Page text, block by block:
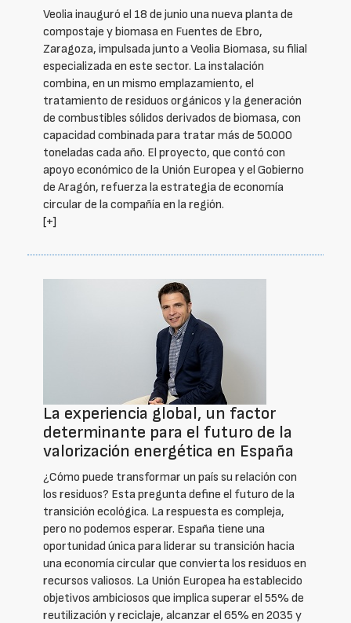
Veolia inauguró el 18 de junio una nueva planta de
compostaje y biomasa en Fuentes de Ebro,
Zaragoza, impulsada junto a Veolia Biomasa, su filial
especializada en este sector. La instalación
combina, en un mismo emplazamiento, el
tratamiento de residuos orgánicos y la generación
de combustibles sólidos derivados de biomasa, con
capacidad combinada para tratar más de 50.000
toneladas cada año. El proyecto, que contó con
apoyo económico de la Unión Europea y el Gobierno
de Aragón, refuerza la estrategia de economía
circular de la compañía en la región.
[+]
La experiencia global, un factor
determinante para el futuro de la
valorización energética en España
¿Cómo puede transformar un país su relación con
los residuos? Esta pregunta define el futuro de la
transición ecológica. La respuesta es compleja,
pero no podemos esperar. España tiene una
oportunidad única para liderar su transición hacia
una economía circular que convierta los residuos en
recursos valiosos. La Unión Europea ha establecido
objetivos ambiciosos que implica superar el 55% de
reutilización y reciclaje, alcanzar el 65% en 2035 y